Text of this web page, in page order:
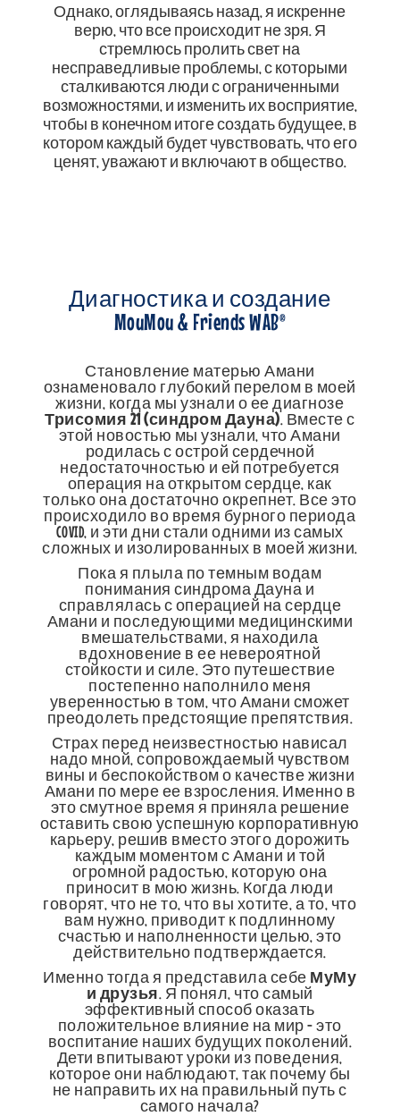
Однако, оглядываясь назад, я искренне
верю, что все происходит не зря. Я
стремлюсь пролить свет на
несправедливые проблемы, с которыми
сталкиваются люди с ограниченными
возможностями, и изменить их восприятие,
чтобы в конечном итоге создать будущее, в
котором каждый будет чувствовать, что его
ценят, уважают и включают в общество.
Диагностика и создание
MouMou & Friends WAB®
Становление матерью Амани
ознаменовало глубокий перелом в моей
жизни, когда мы узнали о ее диагнозе
Трисомия 21 (синдром Дауна). Вместе с
этой новостью мы узнали, что Амани
родилась с острой сердечной
недостаточностью и ей потребуется
операция на открытом сердце, как
только она достаточно окрепнет. Все это
происходило во время бурного периода
COVID, и эти дни стали одними из самых
сложных и изолированных в моей жизни.
Пока я плыла по темным водам
понимания синдрома Дауна и
справлялась с операцией на сердце
Амани и последующими медицинскими
вмешательствами, я находила
вдохновение в ее невероятной
стойкости и силе. Это путешествие
постепенно наполнило меня
уверенностью в том, что Амани сможет
преодолеть предстоящие препятствия.
Страх перед неизвестностью нависал
надо мной, сопровождаемый чувством
вины и беспокойством о качестве жизни
Амани по мере ее взросления. Именно в
это смутное время я приняла решение
оставить свою успешную корпоративную
карьеру, решив вместо этого дорожить
каждым моментом с Амани и той
огромной радостью, которую она
приносит в мою жизнь. Когда люди
говорят, что не то, что вы хотите, а то, что
вам нужно, приводит к подлинному
счастью и наполненности целью, это
действительно подтверждается.
Именно тогда я представила себе МуМу
и друзья. Я понял, что самый
эффективный способ оказать
положительное влияние на мир - это
воспитание наших будущих поколений.
Дети впитывают уроки из поведения,
которое они наблюдают, так почему бы
не направить их на правильный путь с
самого начала?